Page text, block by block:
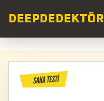
DEEP DEDEKTÖR